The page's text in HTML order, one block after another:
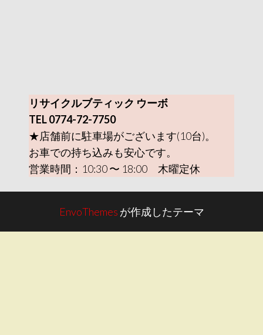
リサイクルブティック ウーボ
TEL 0774-72-7750
★店舗前に駐車場がございます(10台)。
お車での持ち込みも安心です。
営業時間：10:30 〜 18:00 木曜定休
EnvoThemes が作成したテーマ